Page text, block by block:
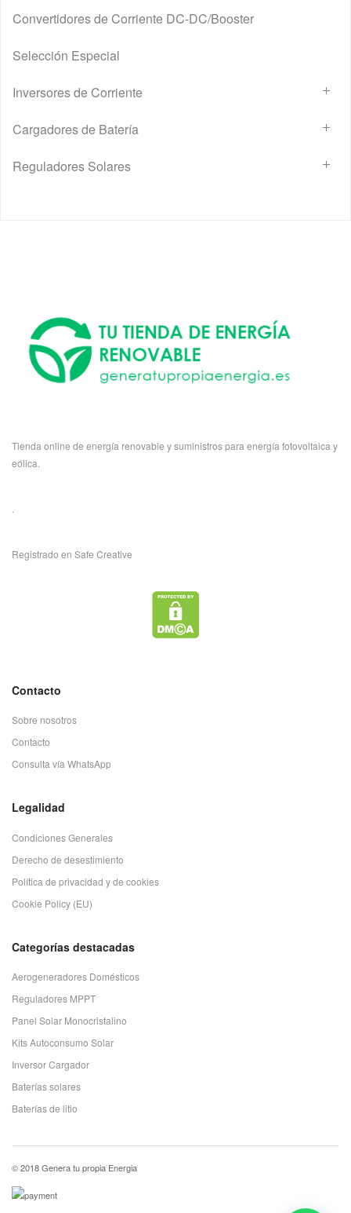
Convertidores de Corriente DC-DC/Booster
Selección Especial
Inversores de Corriente
Cargadores de Batería
Reguladores Solares
Tienda online de energía renovable y suministros para energía fotovoltaica y
eólica.
.
Registrado en Safe Creative
Contacto
Sobre nosotros
Contacto
Consulta vía WhatsApp
Legalidad
Condiciones Generales
Derecho de desestimiento
Política de privacidad y de cookies
Cookie Policy (EU)
Categorías destacadas
Aerogeneradores Domésticos
Reguladores MPPT
Panel Solar Monocristalino
Kits Autoconsumo Solar
Inversor Cargador
Baterías solares
Baterías de litio
© 2018 Genera tu propia Energia